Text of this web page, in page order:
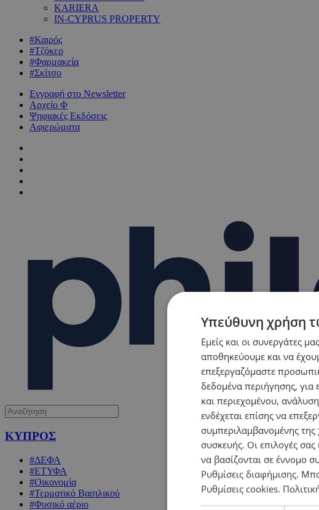
KARIERA
IN-CYPRUS PROPERTY
#Καιρός
#Τζόκερ
#Φαρμακεία
#Σκίτσο
Εγγραφή στο Newsletter
Αρχείο Φ
Ψηφιακές Εκδόσεις
Αφιερώματα
ΚΥΠΡΟΣ
#ΔΕΦΑ
#ΕΤΥΦΑ
#Οικονομία
#Τερματικό Βασιλικού
#Φυσικό αέριο
Υπεύθυνη χρήση
Εμείς και οι συνεργάτες
αποθηκεύουμε και να
επεξεργαζόμαστε
δεδομένα περιήγησης, για
και περιεχομένου,
ενδέχεται επίσης να
συμπεριλαμβανομένης
συσκευής. Οι επιλογές
να βασίζονται σε έννομο
Ρυθμίσεις διαφήμισης.
Ρυθμίσεις cookies.